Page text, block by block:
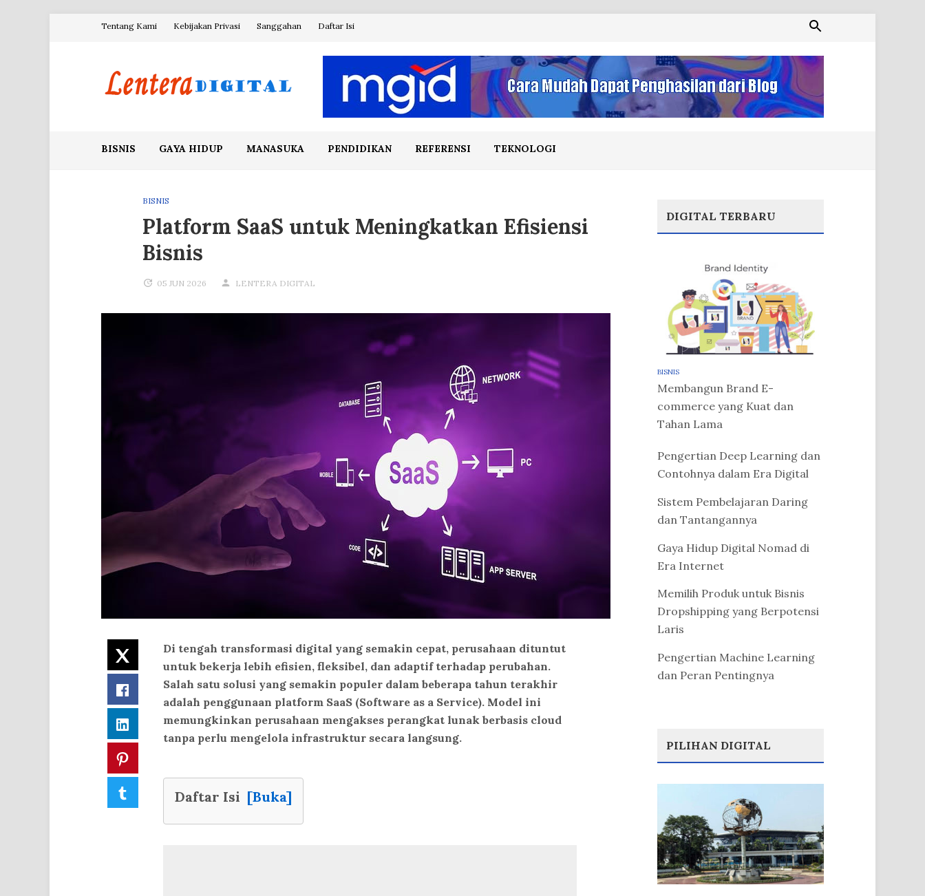
Tentang Kami Kebijakan Privasi Sanggahan Daftar Isi
BISNIS GAYA HIDUP MANASUKA PENDIDIKAN REFERENSI TEKNOLOGI
BISNIS
Platform SaaS untuk Meningkatkan Efisiensi
Bisnis
05 JUN 2026 LENTERA DIGITAL
Twitter
Facebook
LinkedIn
Di tengah transformasi digital yang semakin cepat, perusahaan dituntut
untuk bekerja lebih efisien, fleksibel, dan adaptif terhadap perubahan.
Salah satu solusi yang semakin populer dalam beberapa tahun terakhir
adalah penggunaan platform SaaS (Software as a Service). Model ini
memungkinkan perusahaan mengakses perangkat lunak berbasis cloud
tanpa perlu mengelola infrastruktur secara langsung.
Daftar Isi [Buka]
DIGITAL TERBARU
BISNIS
Membangun Brand E-
commerce yang Kuat dan
Tahan Lama
Pengertian Deep Learning dan
Contohnya dalam Era Digital
Sistem Pembelajaran Daring
dan Tantangannya
Gaya Hidup Digital Nomad di
Era Internet
Memilih Produk untuk Bisnis
Dropshipping yang Berpotensi
Laris
Pengertian Machine Learning
dan Peran Pentingnya
PILIHAN DIGITAL